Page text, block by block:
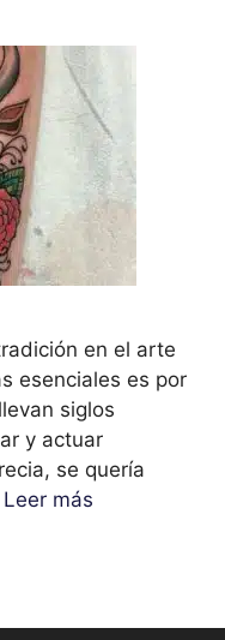
en el arte
esenciales es por
siglos
y actuar
se quería
Leer más